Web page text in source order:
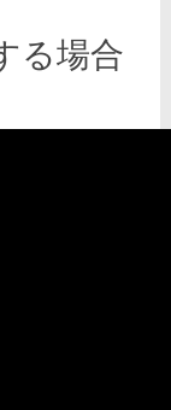
る場合